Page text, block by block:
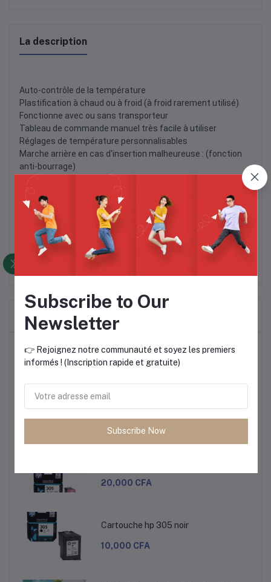
La description
Auto-contrôle de la température
Plastification à chaud ou à froid (à froid rarement utilisé)
Fonctionne avec ou sans transporteur
Tableau de commande manuel très facile à utiliser
Réglages de température personnalisables
Marche arrière en cas d'insertion malheureuse : (fonction
anti-bourrage)
Un signal lumineux indique que la JL-320 est prête
Puissance : 480W
Tension : 220V
Dimensions (L x l x h) mm : 500 x 200 x 100
Poids (kg) : 6,2
Frequently Bought Products
Produits les plus vendus
CARTOUCHE HP 305 NOIR ET
COULEUR
20,000 CFA
Cartouche hp 305 noir
10,000 CFA
Subscribe to Our
Newsletter
👉 Rejoignez notre communauté et soyez les premiers
informés ! (Inscription rapide et gratuite)
Subscribe Now